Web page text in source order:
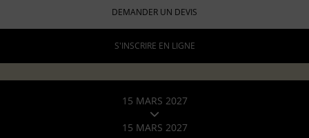
DEMANDER UN DEVIS
S'INSCRIRE EN LIGNE
15 MARS 2027
15 MARS 2027